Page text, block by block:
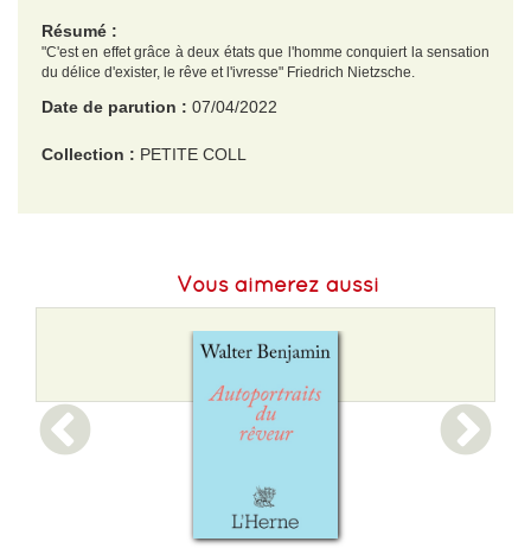
Résumé :
"C'est en effet grâce à deux états que l'homme conquiert la sensation
du délice d'exister, le rêve et l'ivresse" Friedrich Nietzsche.
Date de parution : 07/04/2022
Collection : PETITE COLL
Vous aimerez aussi